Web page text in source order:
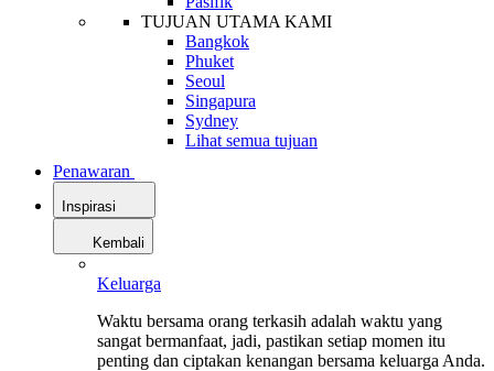
TUJUAN UTAMA KAMI
Bangkok
Phuket
Seoul
Singapura
Sydney
Lihat semua tujuan
Penawaran
Inspirasi
Kembali
Keluarga
Waktu bersama orang terkasih adalah waktu yang
sangat bermanfaat, jadi, pastikan setiap momen itu
penting dan ciptakan kenangan bersama keluarga Anda.